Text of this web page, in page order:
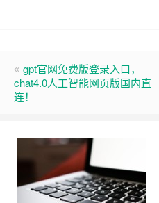
gpt官网免费版登录入口，
chat4.0人工智能网页版国内直
连！